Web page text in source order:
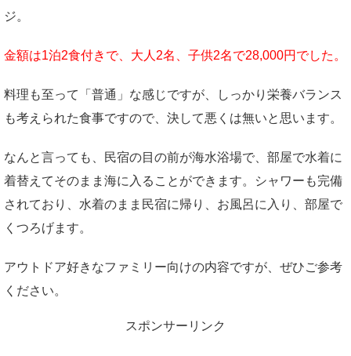
ジ。
金額は1泊2食付きで、大人2名、子供2名で28,000円でした。
料理も至って「普通」な感じですが、しっかり栄養バランス
も考えられた食事ですので、決して悪くは無いと思います。
なんと言っても、民宿の目の前が海水浴場で、部屋で水着に
着替えてそのまま海に入ることができます。シャワーも完備
されており、水着のまま民宿に帰り、お風呂に入り、部屋で
くつろげます。
アウトドア好きなファミリー向けの内容ですが、ぜひご参考
ください。
スポンサーリンク